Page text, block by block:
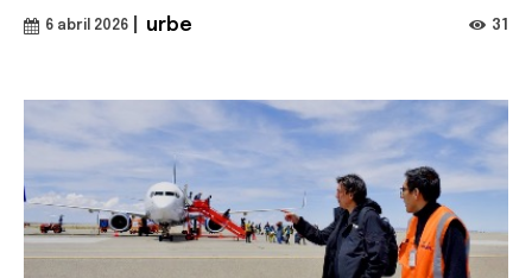
6 abril 2026 urbe 31